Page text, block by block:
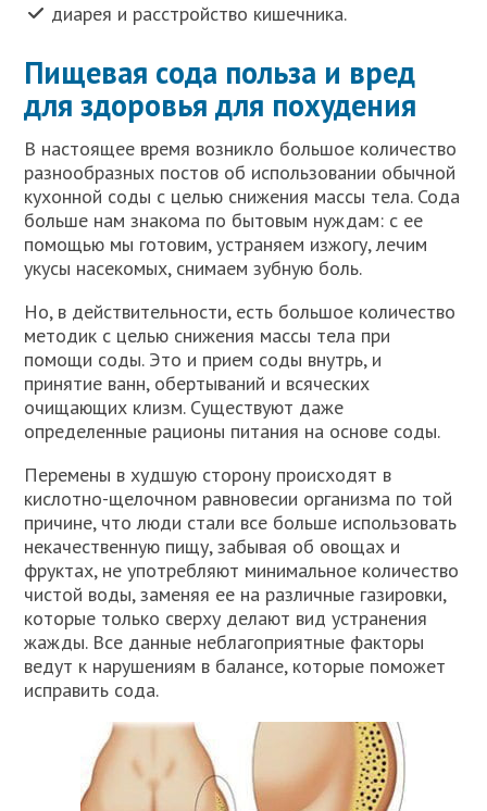
диарея и расстройство кишечника.
Пищевая сода польза и вред
для здоровья для похудения
В настоящее время возникло большое количество
разнообразных постов об использовании обычной
кухонной соды с целью снижения массы тела. Сода
больше нам знакома по бытовым нуждам: с ее
помощью мы готовим, устраняем изжогу, лечим
укусы насекомых, снимаем зубную боль.
Но, в действительности, есть большое количество
методик с целью снижения массы тела при
помощи соды. Это и прием соды внутрь, и
принятие ванн, обертываний и всяческих
очищающих клизм. Существуют даже
определенные рационы питания на основе соды.
Перемены в худшую сторону происходят в
кислотно-щелочном равновесии организма по той
причине, что люди стали все больше использовать
некачественную пищу, забывая об овощах и
фруктах, не употребляют минимальное количество
чистой воды, заменяя ее на различные газировки,
которые только сверху делают вид устранения
жажды. Все данные неблагоприятные факторы
ведут к нарушениям в балансе, которые поможет
исправить сода.